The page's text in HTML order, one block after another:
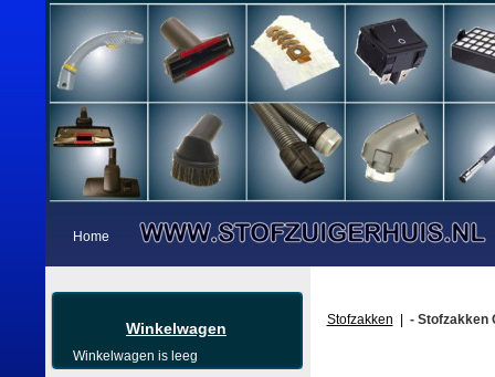
Home
Winkelwagen
Winkelwagen is leeg
Stofzakken - Stofzakken